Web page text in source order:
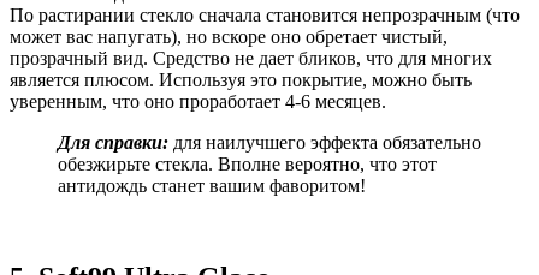
По растирании стекло сначала становится непрозрачным (что
может вас напугать), но вскоре оно обретает чистый,
прозрачный вид. Средство не дает бликов, что для многих
является плюсом. Используя это покрытие, можно быть
уверенным, что оно проработает 4-6 месяцев.
Для справки: для наилучшего эффекта обязательно
обезжирьте стекла. Вполне вероятно, что этот
антидождь станет вашим фаворитом!